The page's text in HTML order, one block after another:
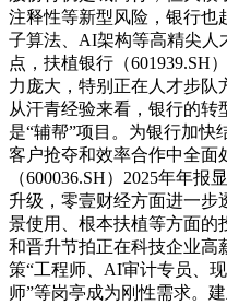
注释性等新型风险，银行
子算法、AI架构等高精尖人
点，扶植银行（601939.SH
力庞大，特别正在人才步队
从汗青经验来看，银行的
是“辅帮”项目。为银行加快
客户抢夺和效率合作中全面
（600036.SH）2025年年
升级，零壹财经方面进一步
景使用、根本扶植等方面的
和晋升节拍正在科技企业高
策“工程师、AI审计专员、
师”等岗亭成为刚性需求。